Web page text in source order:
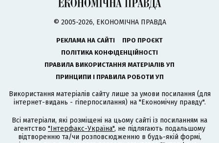
© 2005-2026, ЕКОНОМІЧНА ПРАВДА
РЕКЛАМА НА САЙТІ
ПРО ПРОЄКТ
ПОЛІТИКА КОНФІДЕНЦІЙНОСТІ
ПРАВИЛА ВИКОРИСТАННЯ МАТЕРІАЛІВ УП
ПРИНЦИПИ І ПРАВИЛА РОБОТИ УП
Використання матеріалів сайту лише за умови посилання (для
інтернет-видань - гіперпосилання) на "Економічну правду".
Всі матеріали, які розміщені на цьому сайті із посиланням на
агентство "Інтерфакс-Україна", не підлягають подальшому
відтворенню та/чи розповсюдженню в будь-якій формі,